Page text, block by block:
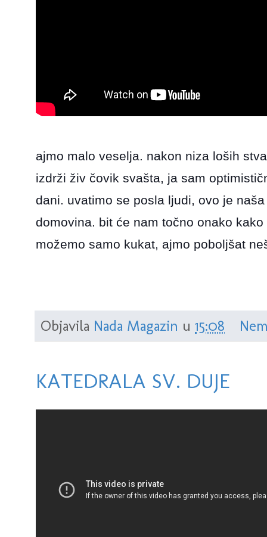
ajmo malo veselja. nakon niza loših
izdrži živ čovik svašta, ja sam
dani. uvatimo se posla ljudi, ovo je
domovina. bit će nam točno onako
možemo samo kukat, ajmo poboljšat
Objavila Nada Magazin u 15:08
KATEDRALA SV. DUJE